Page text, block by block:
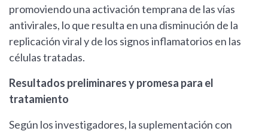
promoviendo una activación temprana de las vías
antivirales, lo que resulta en una disminución de la
replicación viral y de los signos inflamatorios en las
células tratadas.
Resultados preliminares y promesa para el
tratamiento
Según los investigadores, la suplementación con